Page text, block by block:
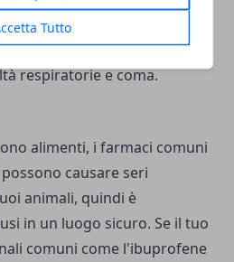
Tutto
diarrea, depressione del
problemi di
respiratorie e coma.
alimenti, i farmaci comuni
causare seri
animali, quindi è
in un luogo sicuro. Se il tuo
comuni come l'ibuprofene